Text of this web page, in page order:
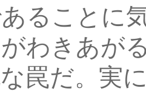
ることに
わきあが
罠だ。実